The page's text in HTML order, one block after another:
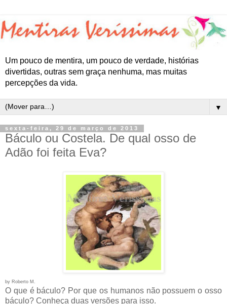
Um pouco de mentira, um pouco de verdade, histórias
divertidas, outras sem graça nenhuma, mas muitas
percepções da vida.
▼
sexta-feira, 29 de março de 2013
Báculo ou Costela. De qual osso de
Adão foi feita Eva?
by Roberto M.
O que é báculo? Por que os humanos não possuem o osso
báculo? Conheça duas versões para isso.